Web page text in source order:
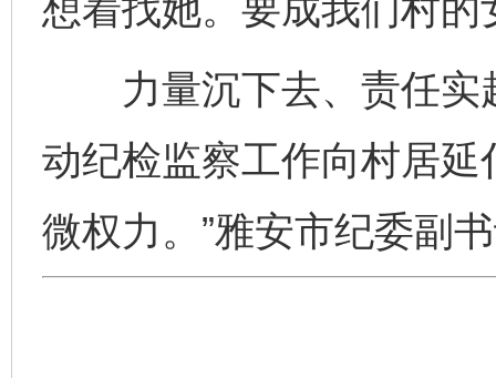
想着找她。要成我们村的
力量沉下去、责任实
动纪检监察工作向村居
微权力。”雅安市纪委副